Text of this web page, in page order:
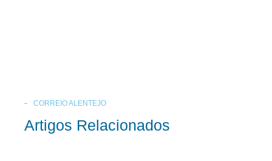
CORREIO ALENTEJO
Artigos Relacionados